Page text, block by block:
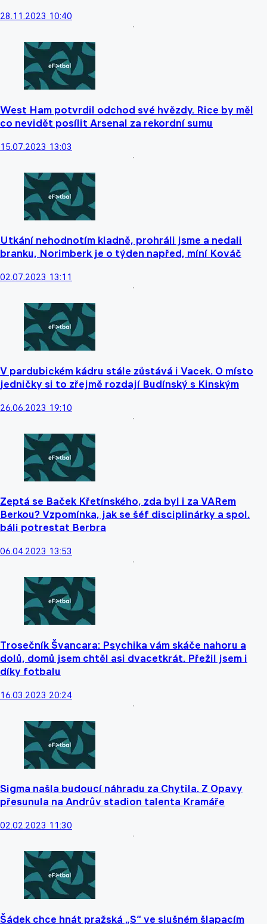
28.11.2023 10:40
West Ham potvrdil odchod své hvězdy. Rice by měl
co nevidět posílit Arsenal za rekordní sumu
15.07.2023 13:03
Utkání nehodnotím kladně, prohráli jsme a nedali
branku, Norimberk je o týden napřed, míní Kováč
02.07.2023 13:11
V pardubickém kádru stále zůstává i Vacek. O místo
jedničky si to zřejmě rozdají Budínský s Kinským
26.06.2023 19:10
Zeptá se Baček Křetínského, zda byl i za VARem
Berkou? Vzpomínka, jak se šéf disciplinárky a spol.
báli potrestat Berbra
06.04.2023 13:53
Trosečník Švancara: Psychika vám skáče nahoru a
dolů, domů jsem chtěl asi dvacetkrát. Přežil jsem i
díky fotbalu
16.03.2023 20:24
Sigma našla budoucí náhradu za Chytila. Z Opavy
přesunula na Andrův stadion talenta Kramáře
02.02.2023 11:30
Šádek chce hnát pražská „S“ ve slušném šlapacím